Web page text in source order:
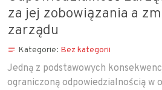
za jej zobowiązania a
zarządu
Kategorie: Bez kategorii
Jedną z podstawowych
ograniczoną odpowiedzialnością w